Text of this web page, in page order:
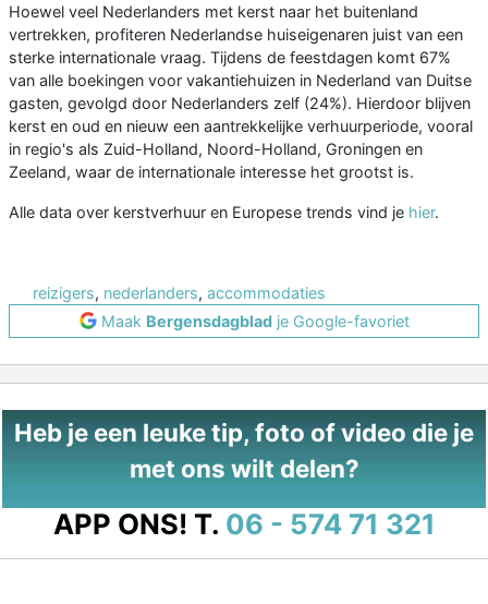
Hoewel veel Nederlanders met kerst naar het buitenland
vertrekken, profiteren Nederlandse huiseigenaren juist van een
sterke internationale vraag. Tijdens de feestdagen komt 67%
van alle boekingen voor vakantiehuizen in Nederland van Duitse
gasten, gevolgd door Nederlanders zelf (24%). Hierdoor blijven
kerst en oud en nieuw een aantrekkelijke verhuurperiode, vooral
in regio's als Zuid-Holland, Noord-Holland, Groningen en
Zeeland, waar de internationale interesse het grootst is.
Alle data over kerstverhuur en Europese trends vind je hier.
reizigers, nederlanders, accommodaties
Maak Bergensdagbladje Google-favoriet
Heb je een leuke tip, foto of video die je
met ons wilt delen?
APP ONS! T. 06 - 574 71 321